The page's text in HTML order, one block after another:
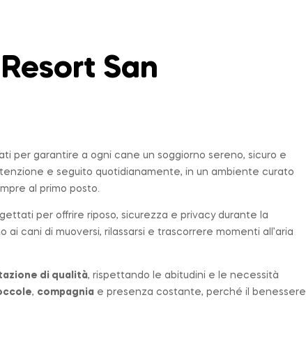
San
per garantire a ogni cane un soggiorno sereno, sicuro e
e seguito quotidianamente, in un ambiente curato
al primo posto.
per offrire riposo, sicurezza e privacy durante la
ai cani di muoversi, rilassarsi e trascorrere momenti all’aria
di qualità, rispettando le abitudini e le necessità
, compagnia e presenza costante, perché il benessere